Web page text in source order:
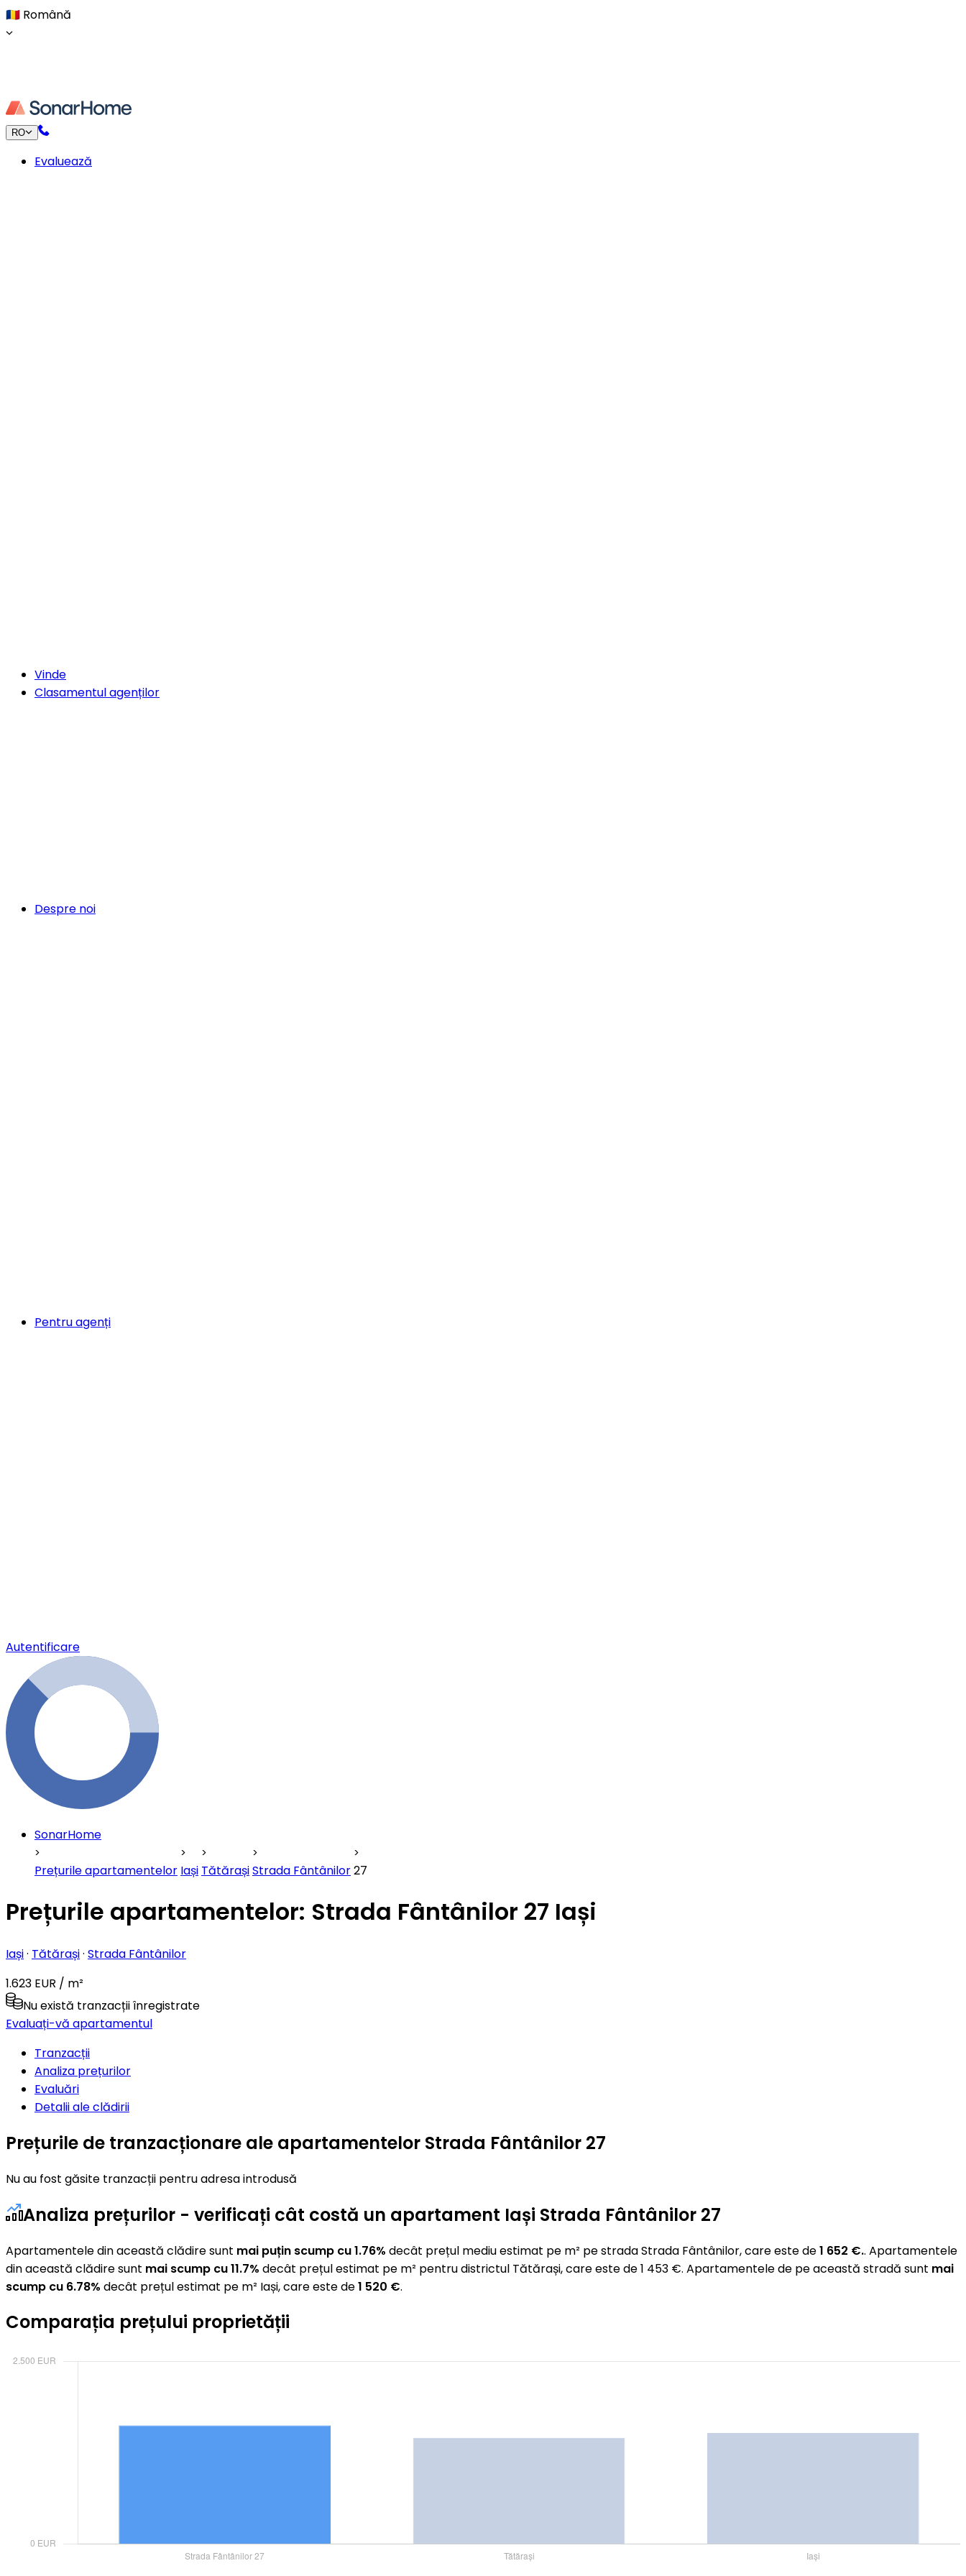
🇷🇴 Română
RO
Evaluează
Vinde
Clasamentul agenților
Despre noi
Pentru agenți
Autentificare
SonarHome
Prețurile apartamentelor Iași TătărașiStrada Fântânilor27
Prețurile apartamentelor: Strada Fântânilor 27 Iași
Iași· Tătărași· Strada Fântânilor
1.623 EUR / m²
Nu există tranzacții înregistrate
Evaluați-vă apartamentul
Tranzacții
Analiza prețurilor
Evaluări
Detalii ale clădirii
Prețurile de tranzacționare ale apartamentelor Strada Fântânilor 27
Nu au fost găsite tranzacții pentru adresa introdusă
Analiza prețurilor - verificați cât costă un apartament Iași Strada Fântânilor 27
Apartamentele din această clădire sunt mai puțin scump cu 1.76% decât prețul mediu estimat pe m² pe strada Strada Fântânilor, care este de1 652 €.. Apartamentele
din această clădire sunt mai scump cu 11.7% decât prețul estimat pe m² pentru districtul Tătărași, care este de 1 453 €. Apartamentele de pe această stradă sunt mai
scump cu 6.78% decât prețul estimat pe m² Iași, care este de1 520 €.
Comparația prețului proprietății